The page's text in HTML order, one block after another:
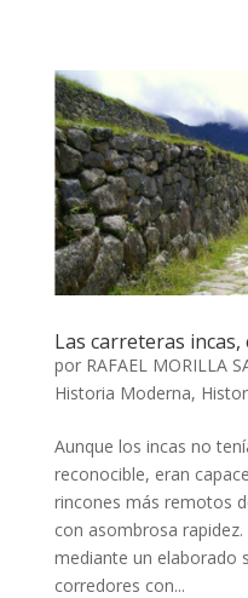
Las carreteras
por RAFAEL MORILLA
Historia Moderna,
Aunque los incas no
reconocible, eran
rincones más remotos
con asombrosa
mediante un elaborado
corredores con...